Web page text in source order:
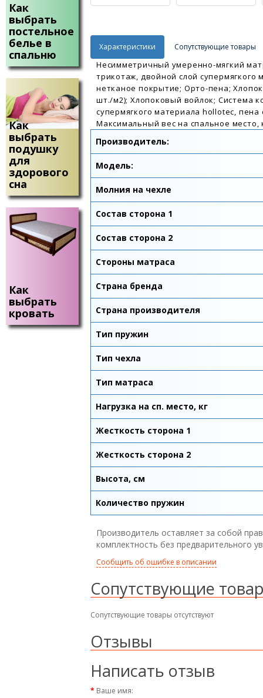
Как
выбрать
постельное
белье в
спальню
Как
выбрать
подушку
для
здорового
сна
Как
выбрать
кровать
Характеристики Сопутствующие товары
Несимметричный умеренно-мягкий
трикотаж, двойной слой
нетканое покрытие; Орто-пена;
шт./м2); Хлопоковый войлок; Система
супермягкого материала hollotec,
Максимальный вес на спальное место,
Производитель:
Модель:
Молния на чехле
Состав сторона 1
Состав сторона 2
Стороны матраса
Страна бренда
Страна производителя
Тип пружин
Тип чехла
Тип матраса
Нагрузка на сп. место, кг
Жесткость сторона 1
Жесткость сторона 2
Высота, см
Количество пружин
Производитель оставляет за собой
комплектность без предварительного
Сообщить об ошибке в описании
Сопутствующие
Сопутствующие товары отсутствуют
Отзывы
Написать отзыв
Ваше имя: